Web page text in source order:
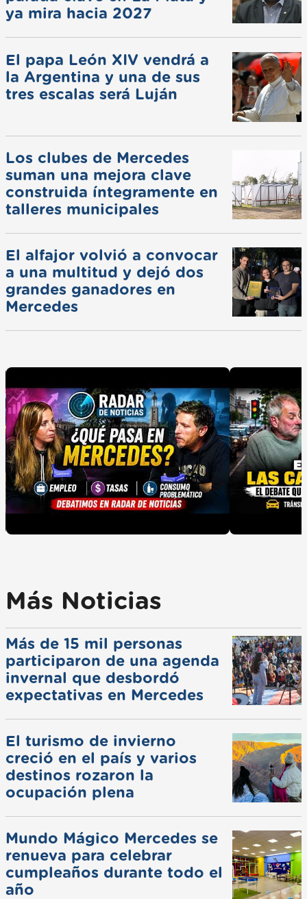
ya mira hacia 2027
El papa León XIV vendrá a
la Argentina y una de sus
tres escalas será Luján
Los clubes de Mercedes
suman una mejora clave
construida íntegramente en
talleres municipales
El alfajor volvió a convocar
a una multitud y dejó dos
grandes ganadores en
Mercedes
Más Noticias
Más de 15 mil personas
participaron de una agenda
invernal que desbordó
expectativas en Mercedes
El turismo de invierno
creció en el país y varios
destinos rozaron la
ocupación plena
Mundo Mágico Mercedes se
renueva para celebrar
cumpleaños durante todo el
año